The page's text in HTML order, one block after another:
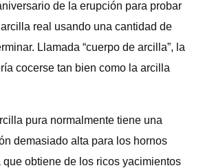
de la erupción para probar
real usando una cantidad de
Llamada “cuerpo de arcilla”, la
cocerse tan bien como la arcilla
pura normalmente tiene una
demasiado alta para los hornos
obtiene de los ricos yacimientos